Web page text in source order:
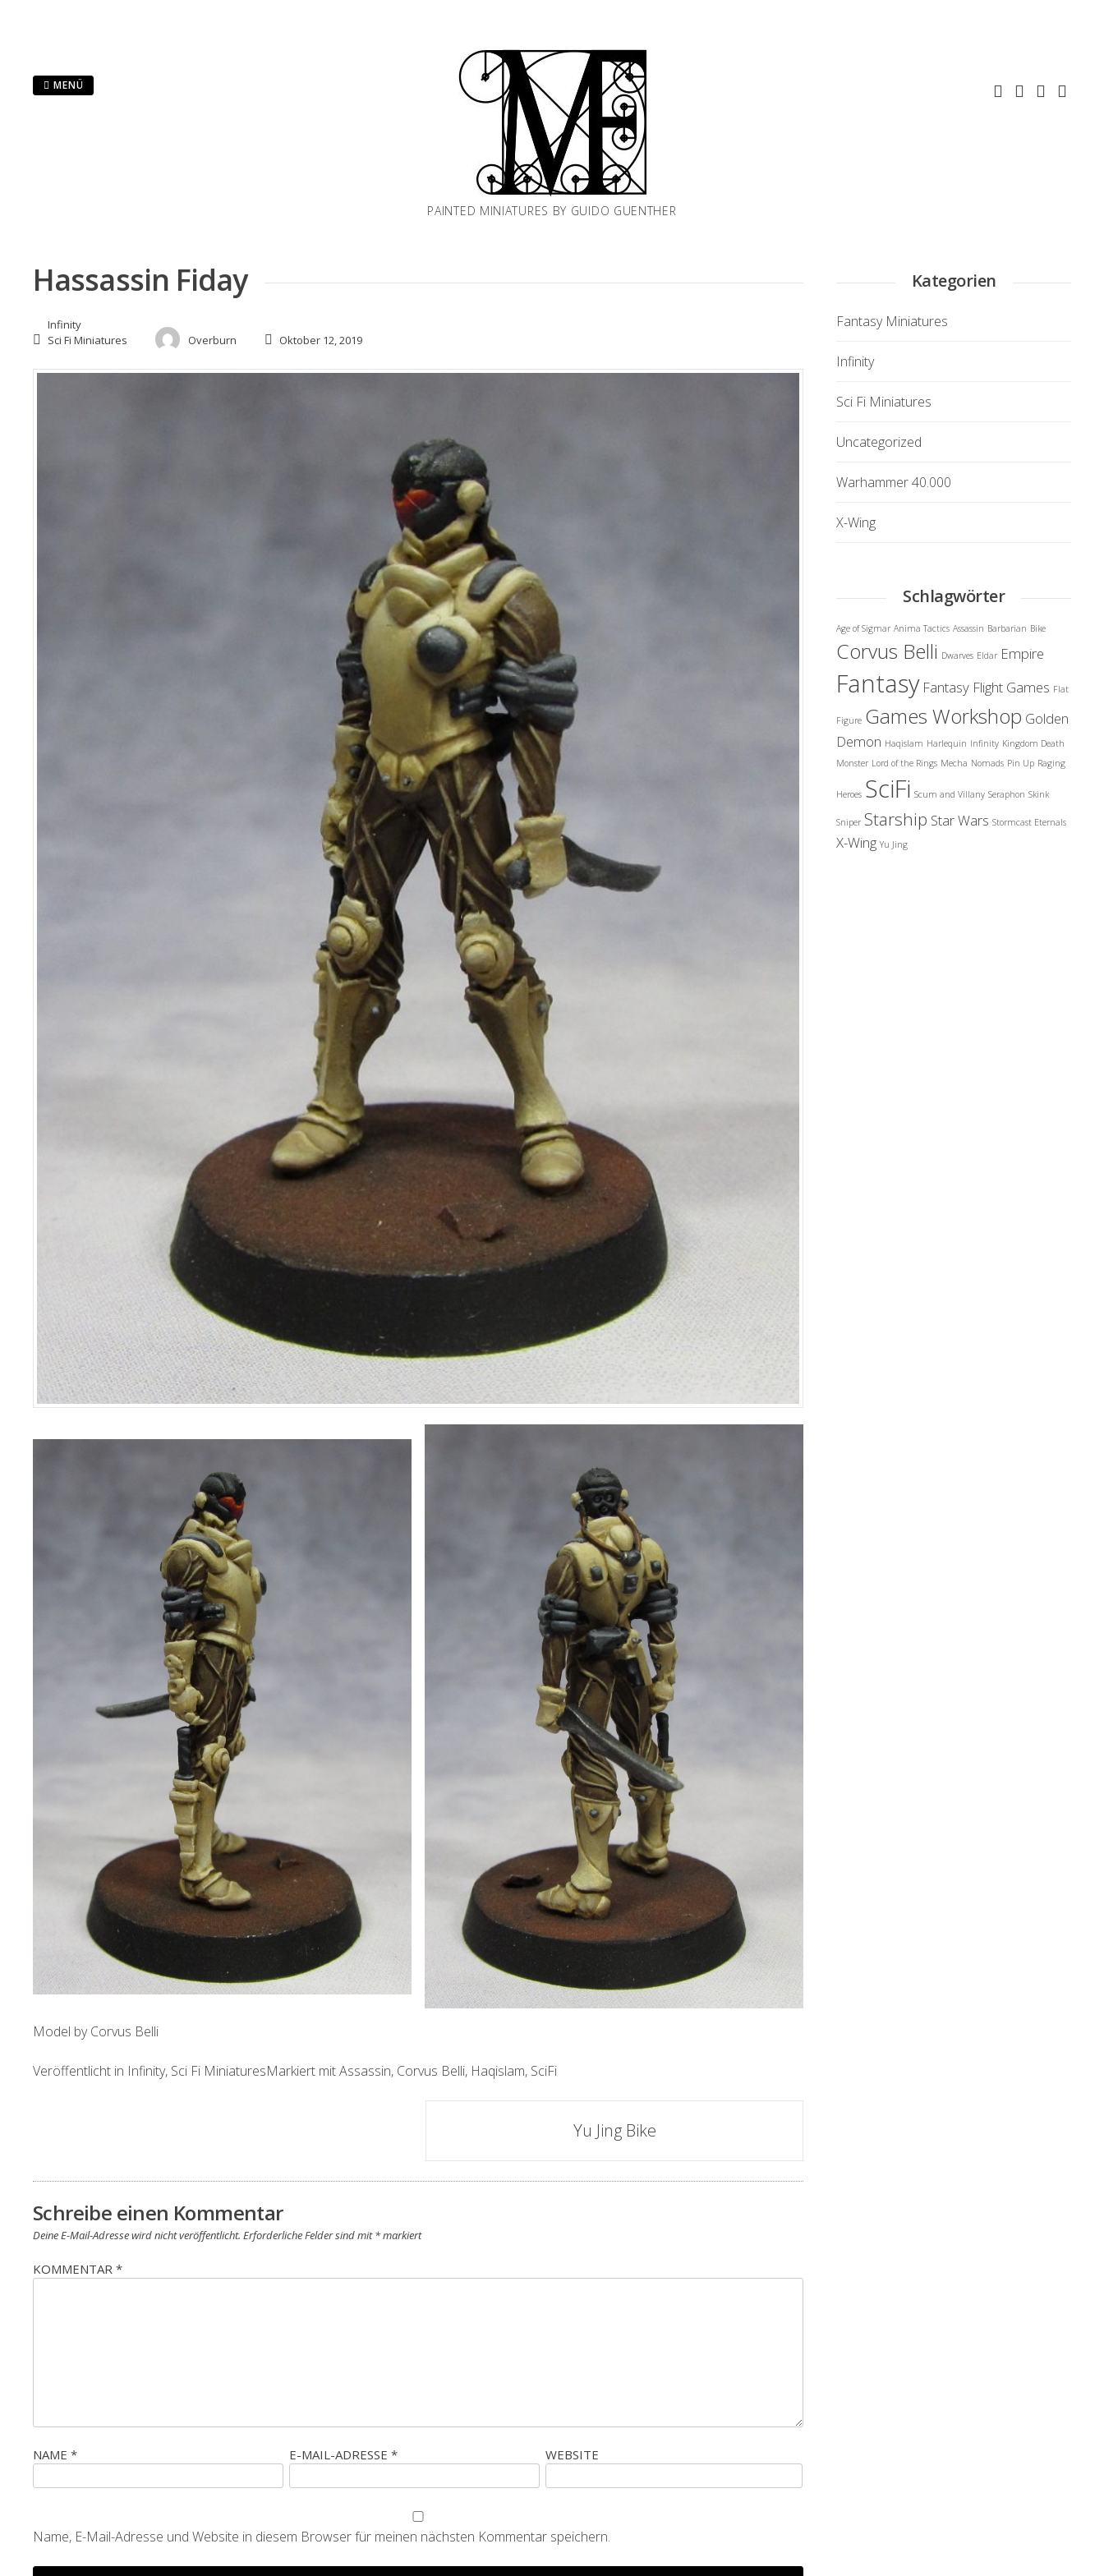
PAINTED MINIATURES BY GUIDO GUENTHER
MENÜ
Hassassin Fiday
Infinity
Sci Fi Miniatures
Overburn Oktober 12, 2019
Model by Corvus Belli
Veröffentlicht in Infinity, Sci Fi MiniaturesMarkiert mitAssassin, Corvus Belli, Haqislam, SciFi
Yu Jing Bike
Schreibe einen Kommentar
Deine E-Mail-Adresse wird nicht veröffentlicht. Erforderliche Felder sind mit*markiert
KOMMENTAR *
NAME * E-MAIL-ADRESSE* WEBSITE
Name, E-Mail-Adresse und Website in diesem Browser für meinen nächsten Kommentar speichern.
Kategorien
Fantasy Miniatures
Infinity
Sci Fi Miniatures
Uncategorized
Warhammer 40.000
X-Wing
Schlagwörter
Age of Sigmar Anima Tactics Assassin Barbarian Bike
Corvus Belli Dwarves Eldar Empire
Fantasy Fantasy Flight Games Flat
Figure Games Workshop Golden
Demon Haqislam Harlequin Infinity Kingdom Death
Monster Lord of the Rings Mecha Nomads Pin Up Raging
Heroes SciFi Scum and Villany Seraphon Skink
Sniper Starship Star Wars Stormcast Eternals
X-Wing Yu Jing